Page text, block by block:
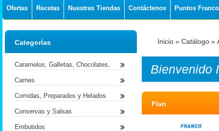
Ofertas Recetas Nuestras Tiendas Contáctenos Puntos Franco
Inicio » Catálogo »
Bienvenido
Flan
Categorías
Caramelos, Galletas, Chocolates,
Carnes
Comidas, Preparados y Helados
Conservas y Salsas
Embutidos